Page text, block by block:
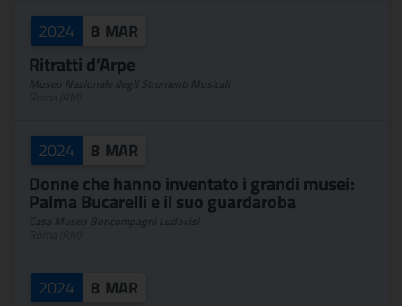
2024 8 MAR
Ritratti d’Arpe
2024 8 MAR
Donne che hanno inventato i grandi musei:
Palma Bucarelli e il suo guardaroba
2024 8 MAR